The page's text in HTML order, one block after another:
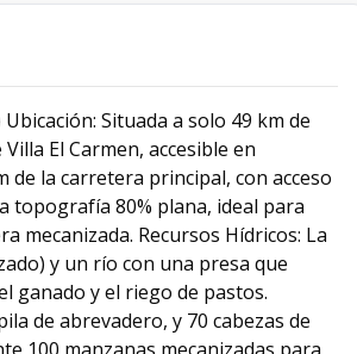
Situada a solo 49 km de
El Carmen, accesible en
de la carretera principal, con acceso
topografía 80% plana, ideal para
mecanizada. Recursos Hídricos: La
y un río con una presa que
ganado y el riego de pastos.
de abrevadero, y 70 cabezas de